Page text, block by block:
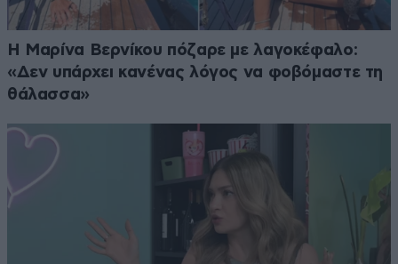
Η Μαρίνα Βερνίκου πόζαρε με λαγοκέφαλο:
«Δεν υπάρχει κανένας λόγος να φοβόμαστε τη
θάλασσα»